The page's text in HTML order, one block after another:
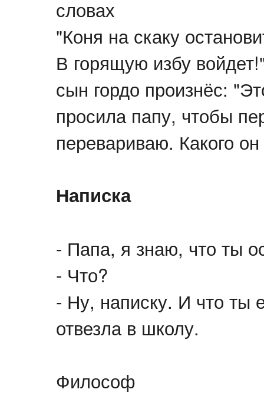
словах
"Коня на скаку
В горящую избу
сын гордо произнёс:
просила папу, чтобы
перевариваю. Какого
Написка
- Папа, я знаю, что ты
- Что?
- Ну, написку. И что ты
отвезла в школу.
Философ